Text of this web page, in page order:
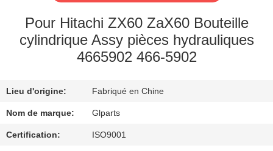
PROPOS
DE
VISITE
DE
L'USINE
Pour Hitachi ZX60 ZaX60 Bouteille
cylindrique Assy pièces hydrauliques
4665902 466-5902
Lieu d'origine: Fabriqué en Chine
Nom de marque: Glparts
Certification: ISO9001